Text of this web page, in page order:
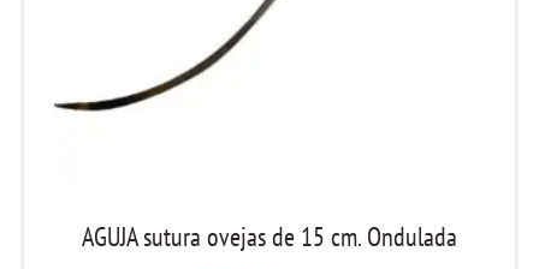
AGUJA sutura ovejas de 15 cm. Ondulada